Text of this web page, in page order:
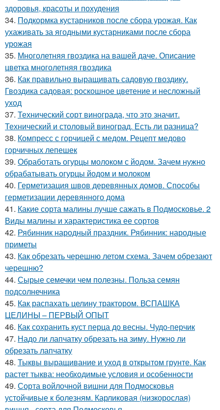
здоровья, красоты и похудения
34. Подкормка кустарников после сбора урожая. Как
ухаживать за ягодными кустарниками после сбора
урожая
35. Многолетняя гвоздика на вашей даче. Описание
цветка многолетняя гвоздика
36. Как правильно выращивать садовую гвоздику.
Гвоздика садовая: роскошное цветение и несложный
уход
37. Технический сорт винограда, что это значит.
Технический и столовый виноград. Есть ли разница?
38. Компресс с горчицей с медом. Рецепт медово
горчичных лепешек
39. Обработать огурцы молоком с йодом. Зачем нужно
обрабатывать огурцы йодом и молоком
40. Герметизация швов деревянных домов. Способы
герметизации деревянного дома
41. Какие сорта малины лучше сажать в Подмосковье. 2
Виды малины и характеристика ее сортов
42. Рябинник народный праздник. Рябинник: народные
приметы
43. Как обрезать черешню летом схема. Зачем обрезают
черешню?
44. Сырые семечки чем полезны. Польза семян
подсолнечника
45. Как распахать целину трактором. ВСПАШКА
ЦЕЛИНЫ – ПЕРВЫЙ ОПЫТ
46. Как сохранить куст перца до весны. Чудо-перчик
47. Надо ли лапчатку обрезать на зиму. Нужно ли
обрезать лапчатку
48. Тыквы выращивание и уход в открытом грунте. Как
растет тыква: необходимые условия и особенности
49. Сорта войлочной вишни для Подмосковья
устойчивые к болезням. Карликовая (низкорослая)